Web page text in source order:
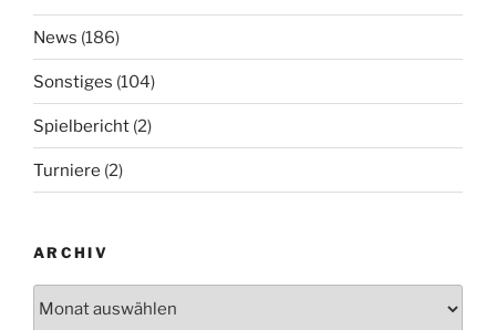
News (186)
Sonstiges (104)
Spielbericht (2)
Turniere (2)
ARCHIV